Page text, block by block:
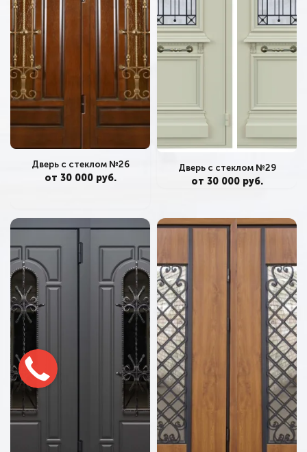
Дверь с стеклом №26
от 30 000 руб.
Дверь с стеклом №29
от 30 000 руб.